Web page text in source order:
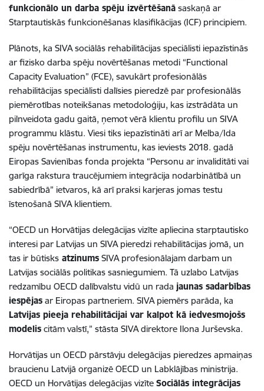
funkcionālo un darba spēju izvērtēšanā saskaņā ar
Starptautiskās funkcionēšanas klasifikācijas (ICF) principiem.
Plānots, ka SIVA sociālās rehabilitācijas speciālisti iepazīstinās
ar fizisko darba spēju novērtēšanas metodi “Functional
Capacity Evaluation” (FCE), savukārt profesionālās
rehabilitācijas speciālisti dalīsies pieredzē par profesionālās
piemērotības noteikšanas metodoloģiju, kas izstrādāta un
pilnveidota gadu gaitā, ņemot vērā klientu profilu un SIVA
programmu klāstu. Viesi tiks iepazīstināti arī ar Melba/Ida
spēju novērtēšanas instrumentu, kas ieviests 2018. gadā
Eiropas Savienības fonda projekta “Personu ar invaliditāti vai
garīga rakstura traucējumiem integrācija nodarbinātībā un
sabiedrībā” ietvaros, kā arī praksi karjeras jomas testu
īstenošanā SIVA klientiem.
“OECD un Horvātijas delegācijas vizīte apliecina starptautisko
interesi par Latvijas un SIVA pieredzi rehabilitācijas jomā, un
tas ir būtisks atzinums SIVA profesionālajam darbam un
Latvijas sociālās politikas sasniegumiem. Tā uzlabo Latvijas
redzamību OECD dalībvalstu vidū un rada jaunas sadarbības
iespējas ar Eiropas partneriem. SIVA piemērs parāda, ka
Latvijas pieeja rehabilitācijai var kalpot kā iedvesmojošs
modelis citām valstī,” stāsta SIVA direktore Ilona Jurševska.
Horvātijas un OECD pārstāvju delegācijas pieredzes apmaiņas
braucienu Latvijā organizē OECD un Labklājības ministrija.
OECD un Horvātijas delegācijas vizīte Sociālās integrācijas